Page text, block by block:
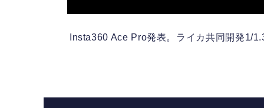
Insta360 Ace Pro発表。ライカ共同開発1/